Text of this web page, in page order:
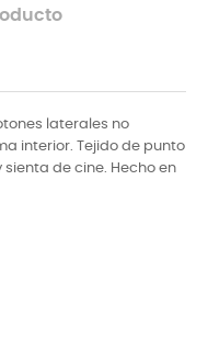
laterales no
interior. Tejido de punto
de cine. Hecho en